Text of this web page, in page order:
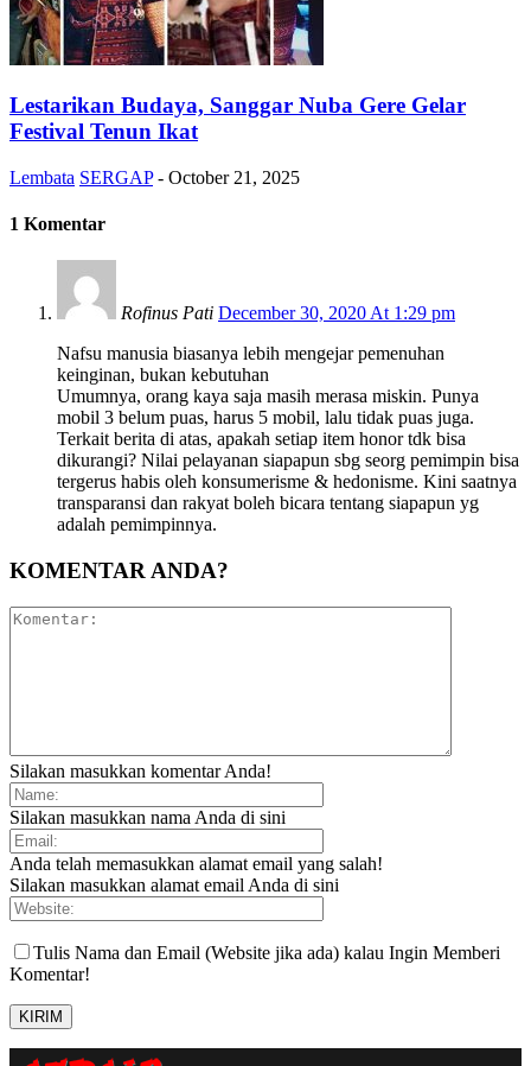
Lestarikan Budaya, Sanggar Nuba Gere Gelar
Festival Tenun Ikat
Lembata SERGAP - October 21, 2025
1 Komentar
Rofinus Pati December 30, 2020 At 1:29 pm
Nafsu manusia biasanya lebih mengejar pemenuhan
keinginan, bukan kebutuhan
Umumnya, orang kaya saja masih merasa miskin. Punya
mobil 3 belum puas, harus 5 mobil, lalu tidak puas juga.
Terkait berita di atas, apakah setiap item honor tdk bisa
dikurangi? Nilai pelayanan siapapun sbg seorg pemimpin bisa
tergerus habis oleh konsumerisme & hedonisme. Kini saatnya
transparansi dan rakyat boleh bicara tentang siapapun yg
adalah pemimpinnya.
KOMENTAR ANDA?
Silakan masukkan komentar Anda!
Silakan masukkan nama Anda di sini
Anda telah memasukkan alamat email yang salah!
Silakan masukkan alamat email Anda di sini
Tulis Nama dan Email (Website jika ada) kalau Ingin Memberi
Komentar!